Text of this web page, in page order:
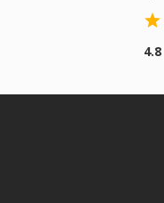
4.8